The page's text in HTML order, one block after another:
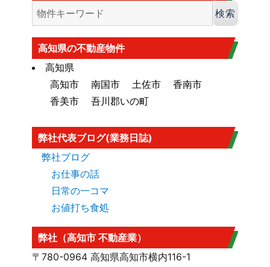
香南市の海抜
香南市の海抜（標高）
高知市大規模盛土造成地マップ
ら
高知県の不動産物件
高知県
高知市
南国市 土佐市
香南市
香美市
吾川郡いの町
弊社代表ブログ(業務日誌)
弊社ブログ
お仕事の話
日常の一コマ
お値打ち食処
弊社（高知市 不動産業）
〒780-0964 高知県高知市横内116-1